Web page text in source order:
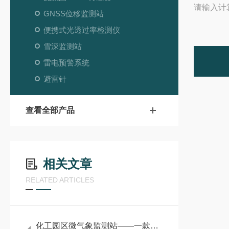
GNSS位移监测站
便携式光透过率检测仪
雪深监测站
雷电预警系统
避雷针
查看全部产品
相关文章
RELATED ARTICLES
化工园区微气象监测站——一款学贯中西的小型防爆气象站#2024已更新
请输入计